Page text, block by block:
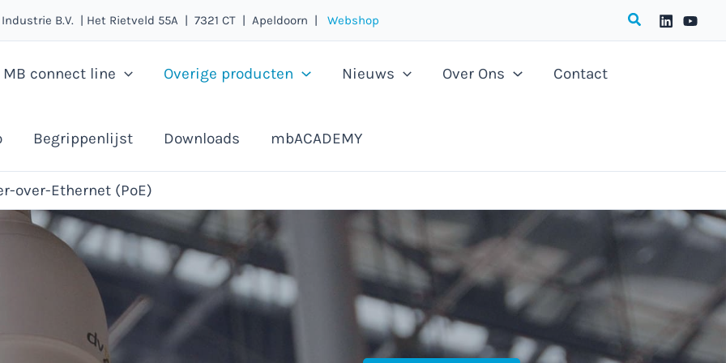
Industrie B.V. | Het Rietveld 55A | 7321 CT | Apeldoorn | Webshop
MB connect line Overige producten Nieuws Over Ons Contact
Begrippenlijst Downloads mbACADEMY
over-Ethernet (PoE)